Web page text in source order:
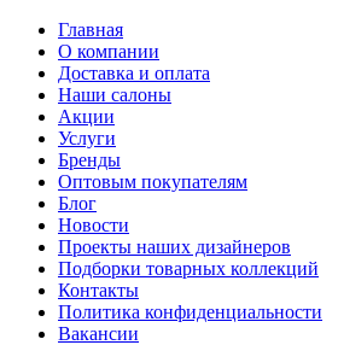
Главная
О компании
Доставка и оплата
Наши cалоны
Акции
Услуги
Бренды
Оптовым покупателям
Блог
Новости
Проекты наших дизайнеров
Подборки товарных коллекций
Контакты
Политика конфиденциальности
Вакансии